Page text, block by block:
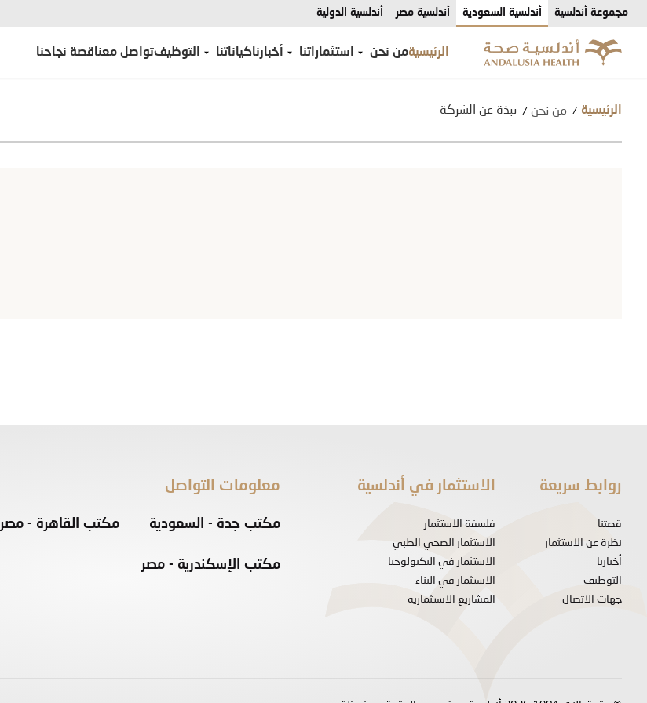
مجموعة أندلسية أندلسية السعودية أندلسية مصر أندلسية الدولية
الرئيسيةمن نحن استثماراتنا أخبارناكياناتنا التوظيفتواصل معناقصة نجاحنا
الرئيسية / من نحن / نبذة عن الشركة
روابط سريعة
قصتنا
نظرة عن الاستثمار
أخبارنا
التوظيف
جهات الاتصال
الاستثمار في أندلسية
فلسفة الاستثمار
الاستثمار الصحي الطبي
الاستثمار في التكنولوجيا
الاستثمار في البناء
المشاريع الاستثمارية
معلومات التواصل
مكتب جدة - السعودية
مكتب الإسكندرية - مصر
مكتب القاهرة - مصر